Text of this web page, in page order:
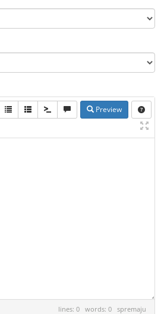
Preview
lines: 0 words: 0 spremaju